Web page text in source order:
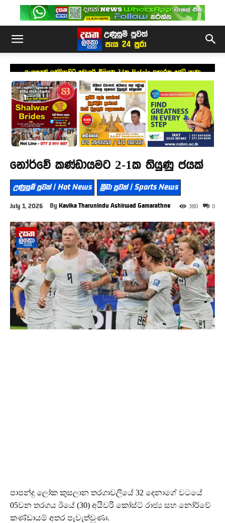
ප්‍රංශයෙන් ඉන්දියාවට ඩොලර් බිලියන 34ක Rafale ප්‍රහාරක ජෙට් යානා
යෝජනාවක්
නෝර්වේ කණ්ඩායමට 2-1ක තියුණු ජයක්
උණුසුම් පුවත් | Hot News ක්‍රීඩා පුවත් | Sports News
July 1, 2026 By Kavika Tharunindu Ashirwad Gamarathne 0
380
පාපන්දු ලෝක කුසලාන තරගාවලියේ 32 දෙනාගේ වටයේ
05වන තරගය ඊයේ (30) අයිවරි කෝස්ට් රාජ්‍ය සහ නෝර්වේ
කණ්ඩායම් අතර පැවැත්වුණා.